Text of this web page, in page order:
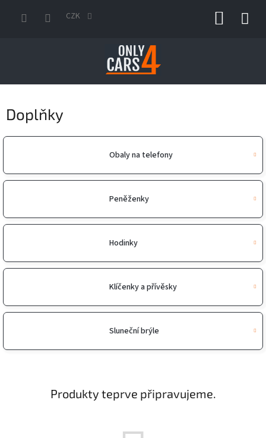
CZK
Doplňky
Obaly na telefony
Peněženky
Hodinky
Klíčenky a přívěsky
Sluneční brýle
Produkty teprve připravujeme.